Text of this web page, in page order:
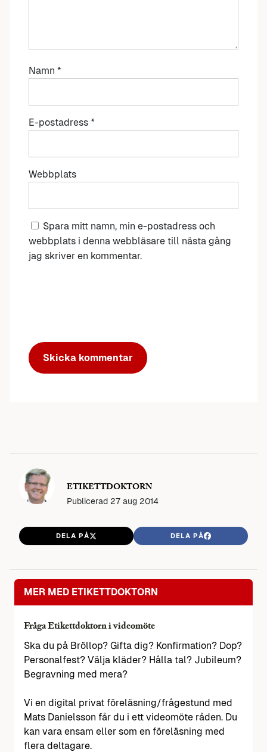
Namn *
E-postadress *
Webbplats
Spara mitt namn, min e-postadress och
webbplats i denna webbläsare till nästa gång
jag skriver en kommentar.
ETIKETTDOKTORN
Publicerad 27 aug 2014
DELA PÅ DELA PÅ
MER MED ETIKETTDOKTORN
Fråga Etikettdoktorn i videomöte
Ska du på Bröllop? Gifta dig? Konfirmation? Dop?
Personalfest? Välja kläder? Hålla tal? Jubileum?
Begravning med mera?
Vi en digital privat föreläsning/frågestund med
Mats Danielsson får du i ett videomöte råden. Du
kan vara ensam eller som en föreläsning med
flera deltagare.